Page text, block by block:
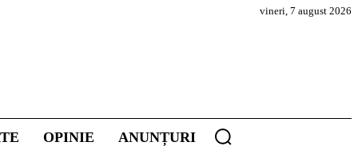
vineri, 7 august 2026
OPINIE ANUNȚURI